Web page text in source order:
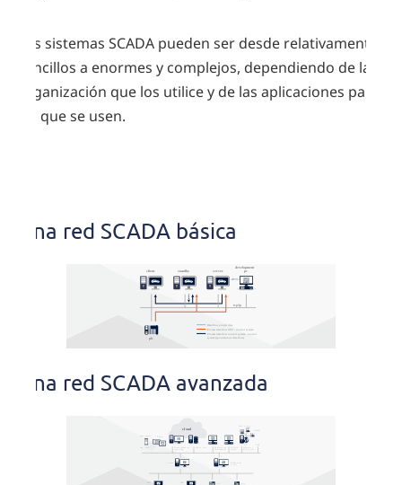
Los sistemas SCADA pueden ser desde relativamente
sencillos a enormes y complejos, dependiendo de la
organización que los utilice y de las aplicaciones para
las que se usen.
redes
Una red SCADA básica
Una red SCADA avanzada